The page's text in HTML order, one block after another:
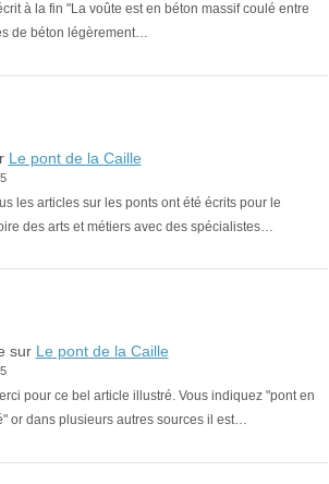
à la fin "La voûte est en béton massif coulé entre
de béton légèrement…
Le pont de la Caille
les articles sur les ponts ont été écrits pour le
des arts et métiers avec des spécialistes…
sur Le pont de la Caille
pour ce bel article illustré. Vous indiquez "pont en
or dans plusieurs autres sources il est…